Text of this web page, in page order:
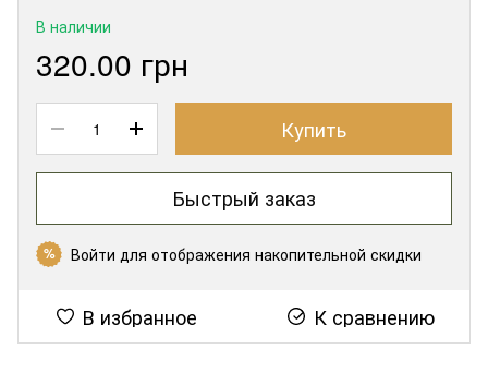
В наличии
320.00 грн
Купить
Быстрый заказ
% Войти для отображения накопительной скидки
В избранное К сравнению